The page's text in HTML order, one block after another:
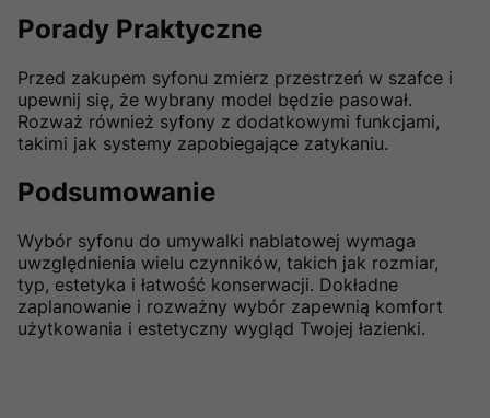
Porady Praktyczne
Przed zakupem syfonu zmierz przestrzeń w szafce i
upewnij się, że wybrany model będzie pasował.
Rozważ również syfony z dodatkowymi funkcjami,
takimi jak systemy zapobiegające zatykaniu.
Podsumowanie
Wybór syfonu do umywalki nablatowej wymaga
uwzględnienia wielu czynników, takich jak rozmiar,
typ, estetyka i łatwość konserwacji. Dokładne
zaplanowanie i rozważny wybór zapewnią komfort
użytkowania i estetyczny wygląd Twojej łazienki.